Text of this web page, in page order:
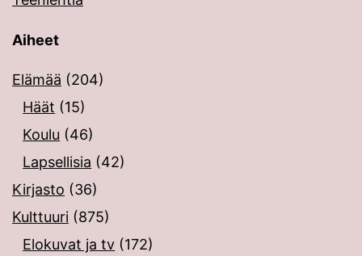
Aiheet
Elämää (204)
Häät (15)
Koulu (46)
Lapsellisia (42)
Kirjasto (36)
Kulttuuri (875)
Elokuvat ja tv (172)